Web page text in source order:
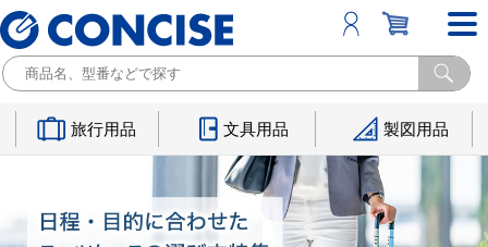
旅行用品 文具用品 製図用品